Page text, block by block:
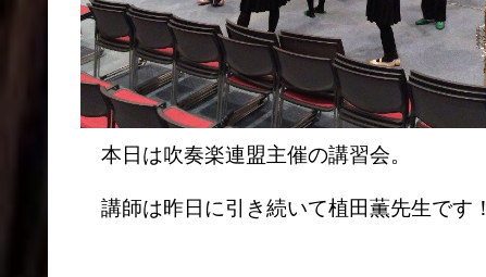
本日は吹奏楽連盟主催の講習会。
講師は昨日に引き続いて植田薫先生です！